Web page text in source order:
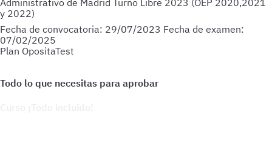
Administrativo de Madrid Turno Libre 2023 (OEP 2020,2021
y 2022)
Fecha de convocatoria: 29/07/2023 Fecha de examen:
07/02/2025
Plan OpositaTest